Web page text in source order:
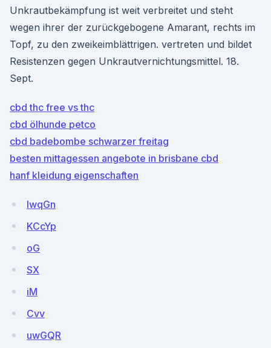
Unkrautbekämpfung ist weit verbreitet und steht
wegen ihrer der zurückgebogene Amarant, rechts im
Topf, zu den zweikeimblättrigen. vertreten und bildet
Resistenzen gegen Unkrautvernichtungsmittel. 18.
Sept.
cbd thc free vs thc
cbd ölhunde petco
cbd badebombe schwarzer freitag
besten mittagessen angebote in brisbane cbd
hanf kleidung eigenschaften
IwqGn
KCcYp
oG
SX
iM
Cvv
uwGQR